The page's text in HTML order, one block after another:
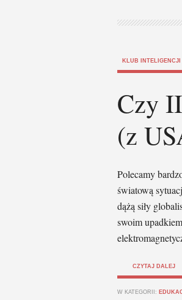
KLUB
Czy
(z
Polecamy
światową
dążą siły
swoim
CZYTAJ DALEJ
W KATEGORII: